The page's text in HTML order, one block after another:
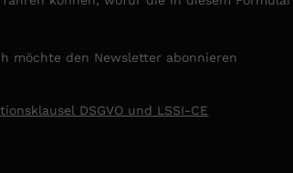
möchte den Newsletter abonnieren
DSGVO und LSSI-CE